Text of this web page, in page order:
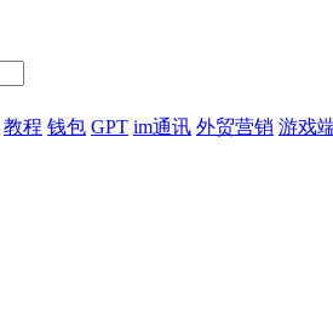
教程 钱包 GPT im通讯 外贸营销 游戏